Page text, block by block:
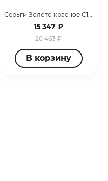
Серьги Золото красное С12019916
15 347 ₽
20 463 ₽
В корзину